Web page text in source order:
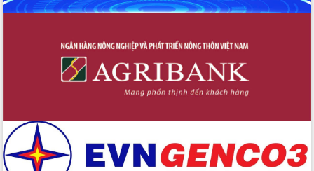
tâm đạt được mục tiêu tăng trưởng
Tổ chức trang trọng Lễ hội Đền thờ
Lương Văn Chánh năm 2026
Phó Bí thư Tỉnh ủy Đắk Lắk Đỗ Hữu
Huy giữ chức Bí thư Đảng ủy Ủy Ban
Bệnh án điện tử thúc đẩy chuyển đổi
số y tế tại Đắk Lắk
Chuyển đổi số thư viện: Mở rộng